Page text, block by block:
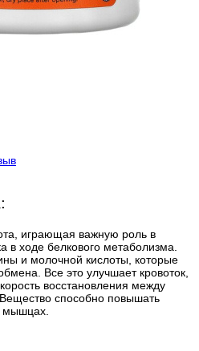
играющая важную роль в
в ходе белкового метаболизма.
и молочной кислоты, которые
Все это улучшает кровоток,
восстановления между
способно повышать
мышцах.